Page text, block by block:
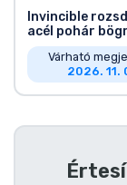
Invincible
acél pohár
Várható
2026. 11.
Animés
Gamer